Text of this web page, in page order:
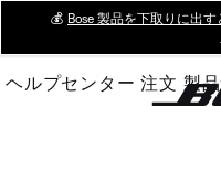
Main
💰 Bose 製品を下取りに出
ヘルプセンター 注文 製